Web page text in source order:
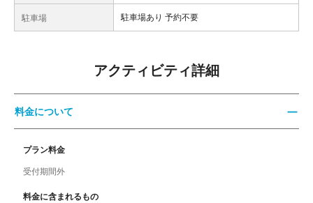
駐車場 駐車場あり 予約不要
アクティビティ詳細
料金について
プラン料金
受付期間外
料金に含まれるもの